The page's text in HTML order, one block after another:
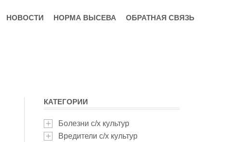
НОВОСТИ НОРМА ВЫСЕВА ОБРАТНАЯ СВЯЗЬ
КАТЕГОРИИ
Болезни с/х культур
Вредители с/х культур